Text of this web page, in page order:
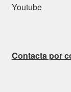
Youtube
Contacta por